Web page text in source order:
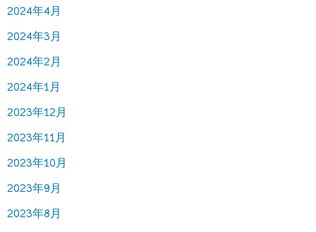
2024年4月
2024年3月
2024年2月
2024年1月
2023年12月
2023年11月
2023年10月
2023年9月
2023年8月